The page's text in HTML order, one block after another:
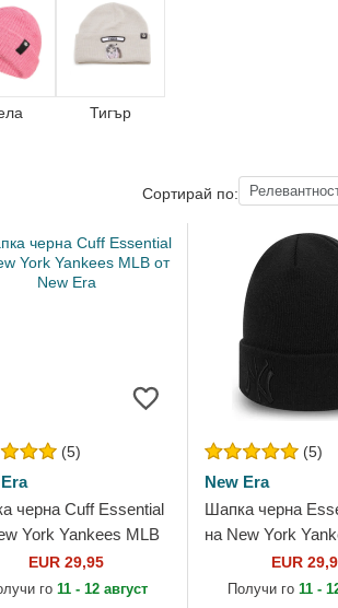
Тигър
Сортирай по:
(5)
черна Cuff Essential
York Yankees MLB
EraEUR 29,95
го 11 - 12 август
(5)
New Era
Шапка черна
на New York
от New EraEUR
Получи го11 -